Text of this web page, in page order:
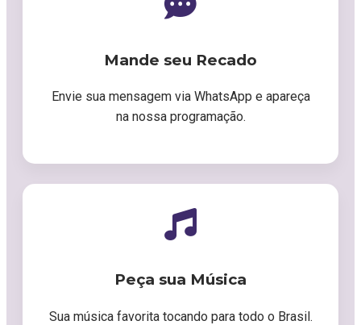
Mande seu Recado
Envie sua mensagem via WhatsApp e apareça
na nossa programação.
Peça sua Música
Sua música favorita tocando para todo o Brasil.